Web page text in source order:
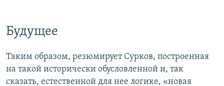
Будущее
Таким образом, резюмирует Сурков, построенная
на такой исторически обусловленной и, так
сказать, естественной для нее логике, «новая